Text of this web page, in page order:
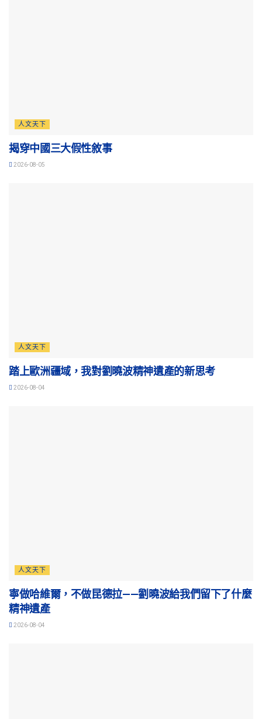
人文天下
揭穿中國三大假性敘事
2026-08-05
人文天下
踏上歐洲疆域，我對劉曉波精神遺產的新思考
2026-08-04
人文天下
寧做哈維爾，不做昆德拉——劉曉波給我們留下了什麼
精神遺產
2026-08-04